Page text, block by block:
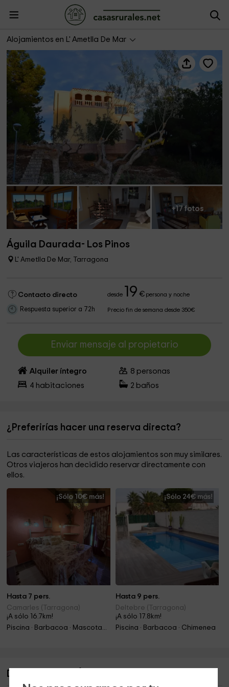
Alojamientos en L' Ametlla De Mar
Águila Daurada- Los Pinos
+17 fotos
Águila Daurada- Los Pinos
L' Ametlla De Mar, Tarragona
Contacto directo desde 19 €persona y noche
Respuesta superior a 72h Precio fin de semana desde 350€
Enviar mensaje al propietario
Alquiler íntegro 8 personas
4 habitaciones 2 baños
¿Preferirías hacer una reserva directa?
Las características de estos alojamientos son muy similares.
Otros viajeros han decidido reservar directamente con
ellos.
¡Sólo 10€ más!
Hasta 7 pers.
Camarles (Tarragona)
¡A sólo 16.7km!
Piscina · Barbacoa · Mascotas · Jacuzzi
¡Sólo 24€ más!
Hasta 9 pers.
Deltebre (Tarragona)
¡A sólo 17.8km!
Piscina · Barbacoa · Chimenea
Descripción de Águila Daurada- Los Pinos